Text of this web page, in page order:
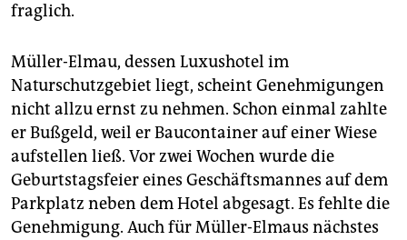
fraglich.
Müller-Elmau, dessen Luxushotel im
Naturschutzgebiet liegt, scheint Genehmigungen
nicht allzu ernst zu nehmen. Schon einmal zahlte
er Bußgeld, weil er Baucontainer auf einer Wiese
aufstellen ließ. Vor zwei Wochen wurde die
Geburtstagsfeier eines Geschäftsmannes auf dem
Parkplatz neben dem Hotel abgesagt. Es fehlte die
Genehmigung. Auch für Müller-Elmaus nächstes